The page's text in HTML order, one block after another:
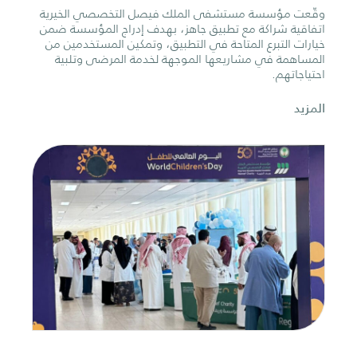
وقّعت مؤسسة مستشفى الملك فيصل التخصصي الخيرية
اتفاقية شراكة مع تطبيق جاهز، بهدف إدراج المؤسسة ضمن
خيارات التبرع المتاحة في التطبيق، وتمكين المستخدمين من
المساهمة في مشاريعها الموجهة لخدمة المرضى وتلبية
احتياجاتهم.
المزيد